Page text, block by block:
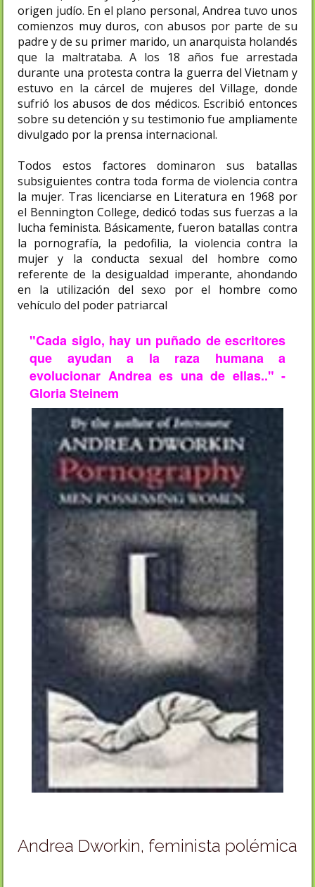
origen judío. En el plano personal, Andrea tuvo unos
comienzos muy duros, con abusos por parte de su
padre y de su primer marido, un anarquista holandés
que la maltrataba. A los 18 años fue arrestada
durante una protesta contra la guerra del Vietnam y
estuvo en la cárcel de mujeres del Village, donde
sufrió los abusos de dos médicos. Escribió entonces
sobre su detención y su testimonio fue ampliamente
divulgado por la prensa internacional.
Todos estos factores dominaron sus batallas
subsiguientes contra toda forma de violencia contra
la mujer. Tras licenciarse en Literatura en 1968 por
el Bennington College, dedicó todas sus fuerzas a la
lucha feminista. Básicamente, fueron batallas contra
la pornografía, la pedofilia, la violencia contra la
mujer y la conducta sexual del hombre como
referente de la desigualdad imperante, ahondando
en la utilización del sexo por el hombre como
vehículo del poder patriarcal
"Cada siglo, hay un puñado de escritores
que ayudan a la raza humana a
evolucionar Andrea es una de ellas.." -
Gloria Steinem
Andrea Dworkin, feminista polémica